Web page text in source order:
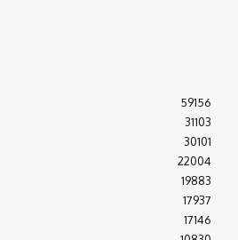
59156
31103
30101
22004
19883
17937
17146